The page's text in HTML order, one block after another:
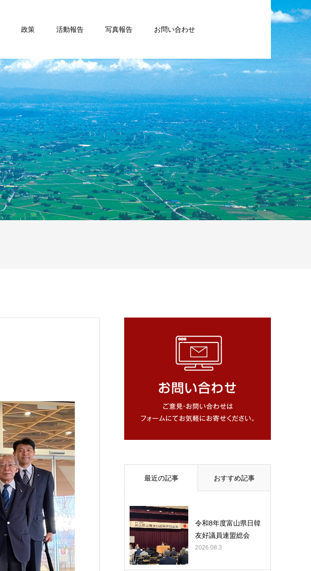
政策 活動報告 写真報告 お問い合わせ
最近の記事 おすすめ記事
令和8年度富山県日韓
友好議員連盟総会
2026.08.3